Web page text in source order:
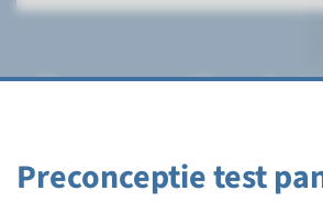
Preconceptie test
Preconceptionele